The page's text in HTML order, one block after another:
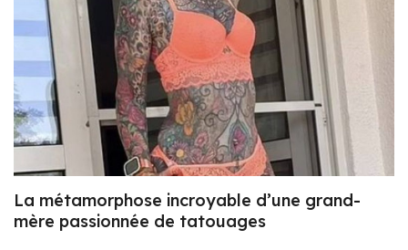
La métamorphose incroyable d’une grand-
mère passionnée de tatouages